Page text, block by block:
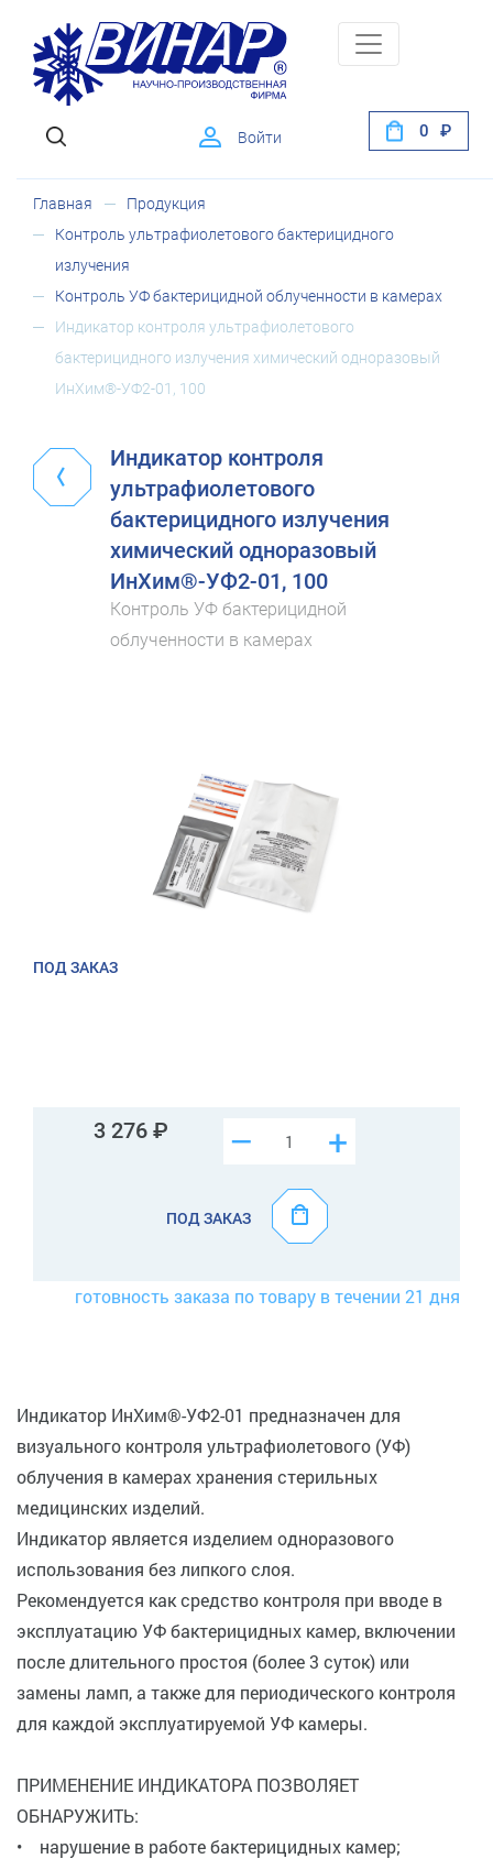
Войти 0
Главная
Продукция
Контроль ультрафиолетового бактерицидного
излучения
Контроль УФ бактерицидной облученности в камерах
Индикатор контроля ультрафиолетового
бактерицидного излучения химический одноразовый
ИнХим®-УФ2-01, 100
Индикатор контроля
ультрафиолетового
бактерицидного излучения
химический одноразовый
ИнХим®-УФ2-01, 100
Контроль УФ бактерицидной
облученности в камерах
ПОД ЗАКАЗ
3 276 +
–
ПОД ЗАКАЗ
готовность заказа по товару в течении 21 дня
Индикатор ИнХим®-УФ2-01 предназначен для
визуального контроля ультрафиолетового (УФ)
облучения в камерах хранения стерильных
медицинских изделий.
Индикатор является изделием одноразового
использования без липкого слоя.
Рекомендуется как средство контроля при вводе в
эксплуатацию УФ бактерицидных камер, включении
после длительного простоя (более 3 суток) или
замены ламп, а также для периодического контроля
для каждой эксплуатируемой УФ камеры.
ПРИМЕНЕНИЕ ИНДИКАТОРА ПОЗВОЛЯЕТ
ОБНАРУЖИТЬ:
• нарушение в работе бактерицидных камер;